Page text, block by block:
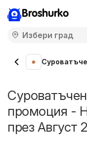
Broshurko
промоция -
през Август